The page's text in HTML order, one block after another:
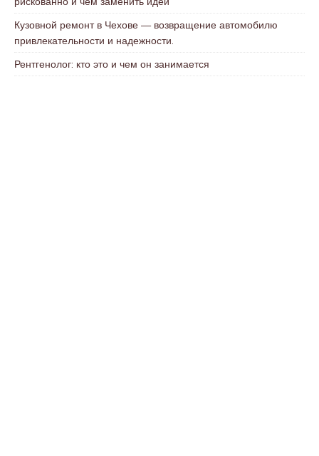
Кузовной ремонт в Чехове — возвращение автомобилю
привлекательности и надежности.
Рентгенолог: кто это и чем он занимается